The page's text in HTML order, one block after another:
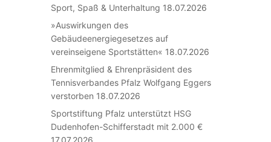
Sport, Spaß & Unterhaltung 18.07.2026
»Auswirkungen des
Gebäudeenergiegesetzes auf
vereinseigene Sportstätten« 18.07.2026
Ehrenmitglied & Ehrenpräsident des
Tennisverbandes Pfalz Wolfgang Eggers
verstorben 18.07.2026
Sportstiftung Pfalz unterstützt HSG
Dudenhofen-Schifferstadt mit 2.000 €
17.07.2026